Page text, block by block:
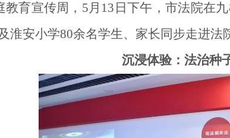
育宣传周，5月13日下午，市法院在
淮安小学80余名学生、家长同步走进法
沉浸体验：法治种